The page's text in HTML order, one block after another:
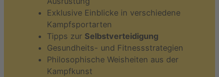
Exklusive Einblicke in verschiedene
Kampfsportarten
Tipps zur Selbstverteidigung
Gesundheits- und Fitnessstrategien
Philosophische Weisheiten aus der
Kampfkunst